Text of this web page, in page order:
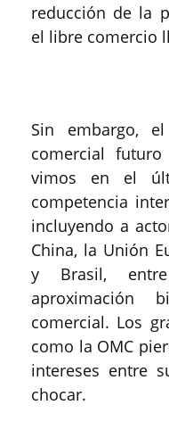
reducción de la
el libre comercio
Sin embargo,
comercial
vimos en el
competencia
incluyendo a
China, la Unión
y Brasil,
aproximación
comercial. Los
como la OMC
intereses entre
chocar.